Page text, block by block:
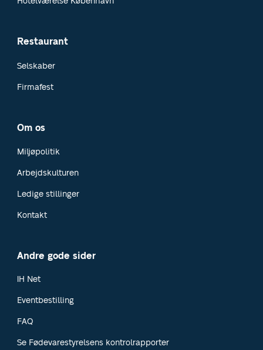
Restaurant
Selskaber
Firmafest
Om os
Miljøpolitik
Arbejdskulturen
Ledige stillinger
Kontakt
Andre gode sider
IH Net
Eventbestilling
FAQ
Se Fødevarestyrelsens kontrolrapporter